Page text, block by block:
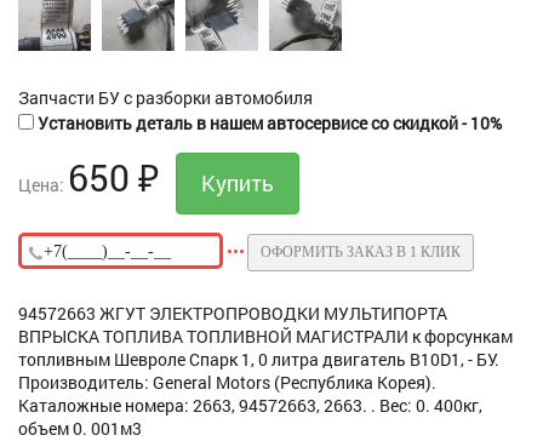
Запчасти БУ с разборки автомобиля
Установить деталь в нашем автосервисе со скидкой - 10%
Цена: 650 ₽
ОФОРМИТЬ ЗАКАЗ В 1 КЛИК
94572663 ЖГУТ ЭЛЕКТРОПРОВОДКИ МУЛЬТИПОРТА
ВПРЫСКА ТОПЛИВА ТОПЛИВНОЙ МАГИСТРАЛИ к форсункам
топливным Шевроле Спарк 1, 0 литра двигатель B10D1, - БУ.
Производитель: General Motors (Республика Корея).
Каталожные номера: 2663, 94572663, 2663. . Вес: 0. 400кг,
объем 0. 001м3